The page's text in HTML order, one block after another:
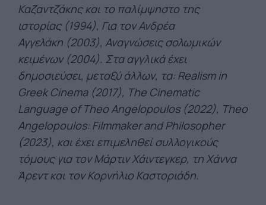
Καζαντζάκης και το παλίμψηστο της
ιστορίας (1994), Για τον Ανδρέα
Αγγελάκη (2003), Αναγνώσεις σολωμικών
κειμένων (2004). Στα αγγλικά έχει
δημοσιεύσει, μεταξύ άλλων, τα: Realism in
Greek Cinema (2017), The Cine­matic
Language of Theo Angelopoulos (2022), Theo
Angelopoulos: Filmmaker and Philosopher
(2023), και έχει επιμεληθεί συλλογικούς
τόμους για τον Μάρτιν Χάιντεγκερ, τη Χάννα
Άρεντ και τον Κορνήλιο Καστοριά­δη.